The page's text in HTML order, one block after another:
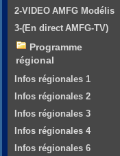
2-VIDEO AMFG Modélis
3-(En direct AMFG-TV)
Programme
régional
Infos régionales 1
Infos régionales 2
Infos régionales 3
Infos régionales 4
Infos régionales 6